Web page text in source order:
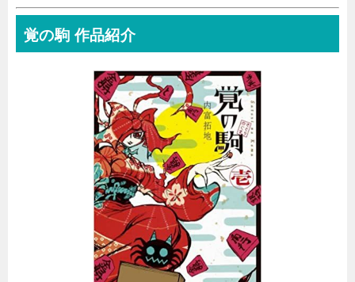
覚の駒 作品紹介